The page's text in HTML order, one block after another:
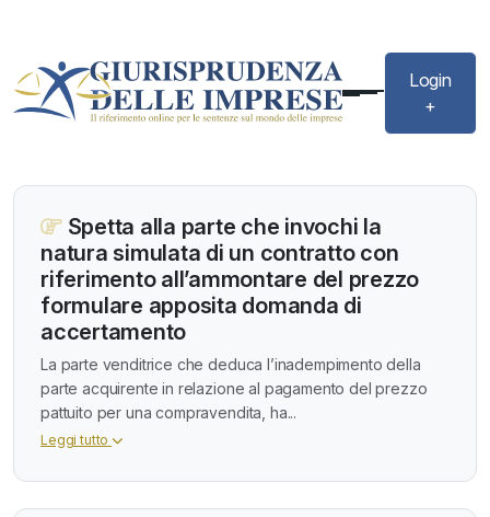
Login
+
Spetta alla parte che invochi la
natura simulata di un contratto con
riferimento all’ammontare del prezzo
formulare apposita domanda di
accertamento
La parte venditrice che deduca l’inadempimento della
parte acquirente in relazione al pagamento del prezzo
pattuito per una compravendita, ha...
Leggi tutto